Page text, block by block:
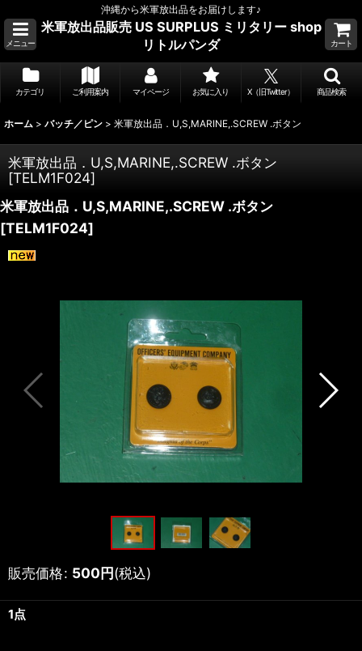
沖縄から米軍放出品をお届けします♪
メニュー
米軍放出品販売 US SURPLUS ミリタリー shop
リトルパンダ
カート
カテゴリ ご利用案内 マイページ お気に入り X（旧Twitter） 商品検索
ホーム > バッチ／ピン > 米軍放出品．U,S,MARINE,.SCREW .ボタン
米軍放出品．U,S,MARINE,.SCREW .ボタン
[TELM1F024]
米軍放出品．U,S,MARINE,.SCREW .ボタン
[TELM1F024]
販売価格: 500円(税込)
1点